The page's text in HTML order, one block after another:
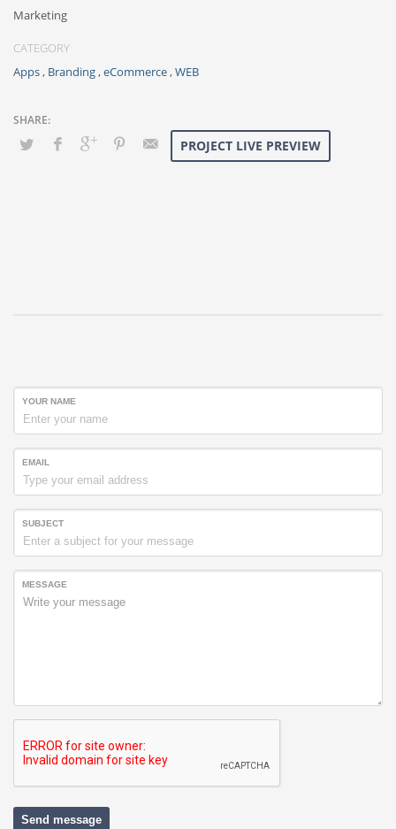
Marketing
CATEGORY
Apps , Branding ,eCommerce ,WEB
PROJECT LIVE PREVIEW
YOUR NAME
EMAIL
SUBJECT
MESSAGE
Send message